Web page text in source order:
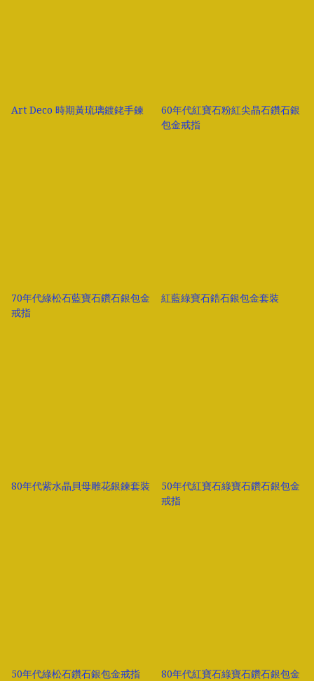
Art Deco 時期黃琉璃鍍銠手鍊
60年代紅寶石粉紅尖晶石鑽石銀
包金戒指
70年代綠松石藍寶石鑽石銀包金
戒指
紅藍綠寶石鋯石銀包金套裝
80年代紫水晶貝母雕花銀鍊套裝
50年代紅寶石綠寶石鑽石銀包金
戒指
50年代綠松石鑽石銀包金戒指 80年代紅寶石綠寶石鑽石銀包金